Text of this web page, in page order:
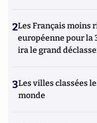
2Les Français moins
européenne pour la
ira le grand
3Les villes classées
monde